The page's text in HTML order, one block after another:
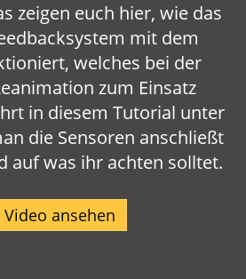
zeigen euch hier, wie das
mit dem
welches bei der
zum Einsatz
in diesem Tutorial unter
die Sensoren anschließt
auf was ihr achten solltet.
Video ansehen